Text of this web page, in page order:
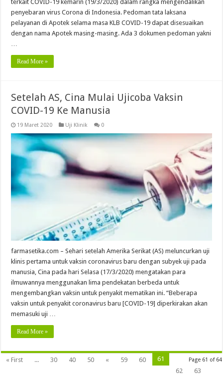
terkait COVID-19 kemarin (19/3/2020) dalam rangka mengendalikan
penyebaran virus Corona di Indonesia. Pedoman tata laksana
pelayanan di Apotek selama masa KLB COVID-19 dapat disesuaikan
dengan nama Apotek masing-masing. Ada 3 dokumen pedoman yakni
Read More »
Setelah AS, Cina Mulai Ujicoba Vaksin
COVID-19 Ke Manusia
19 Maret 2020 Uji Klinik 0
farmasetika.com – Sehari setelah Amerika Serikat (AS) meluncurkan uji
klinis pertama untuk vaksin coronavirus baru dengan subyek uji pada
manusia, Cina pada hari Selasa (17/3/2020) mengatakan para
ilmuwannya menggunakan lima pendekatan berbeda untuk
mengembangkan vaksin untuk penyakit mematikan ini. “Beberapa
vaksin untuk penyakit coronavirus baru [COVID-19] diperkirakan akan
memasuki uji …
Read More »
Page 61 of 64
« First ... 30 40 50 « 59 60
61
62
63